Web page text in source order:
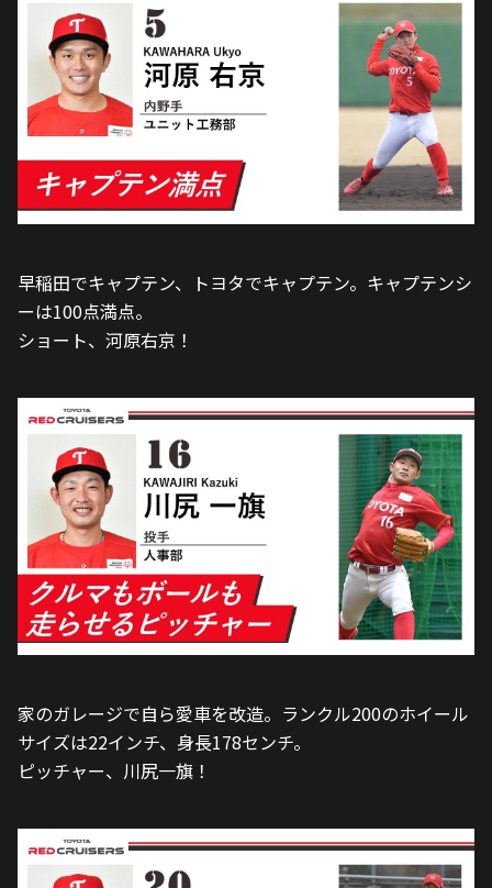
早稲田でキャプテン、トヨタでキャプテン。キャプテンシ
ーは100点満点。
ショート、河原右京！
家のガレージで自ら愛車を改造。ランクル200のホイール
サイズは22インチ、身長178センチ。
ピッチャー、川尻一旗！